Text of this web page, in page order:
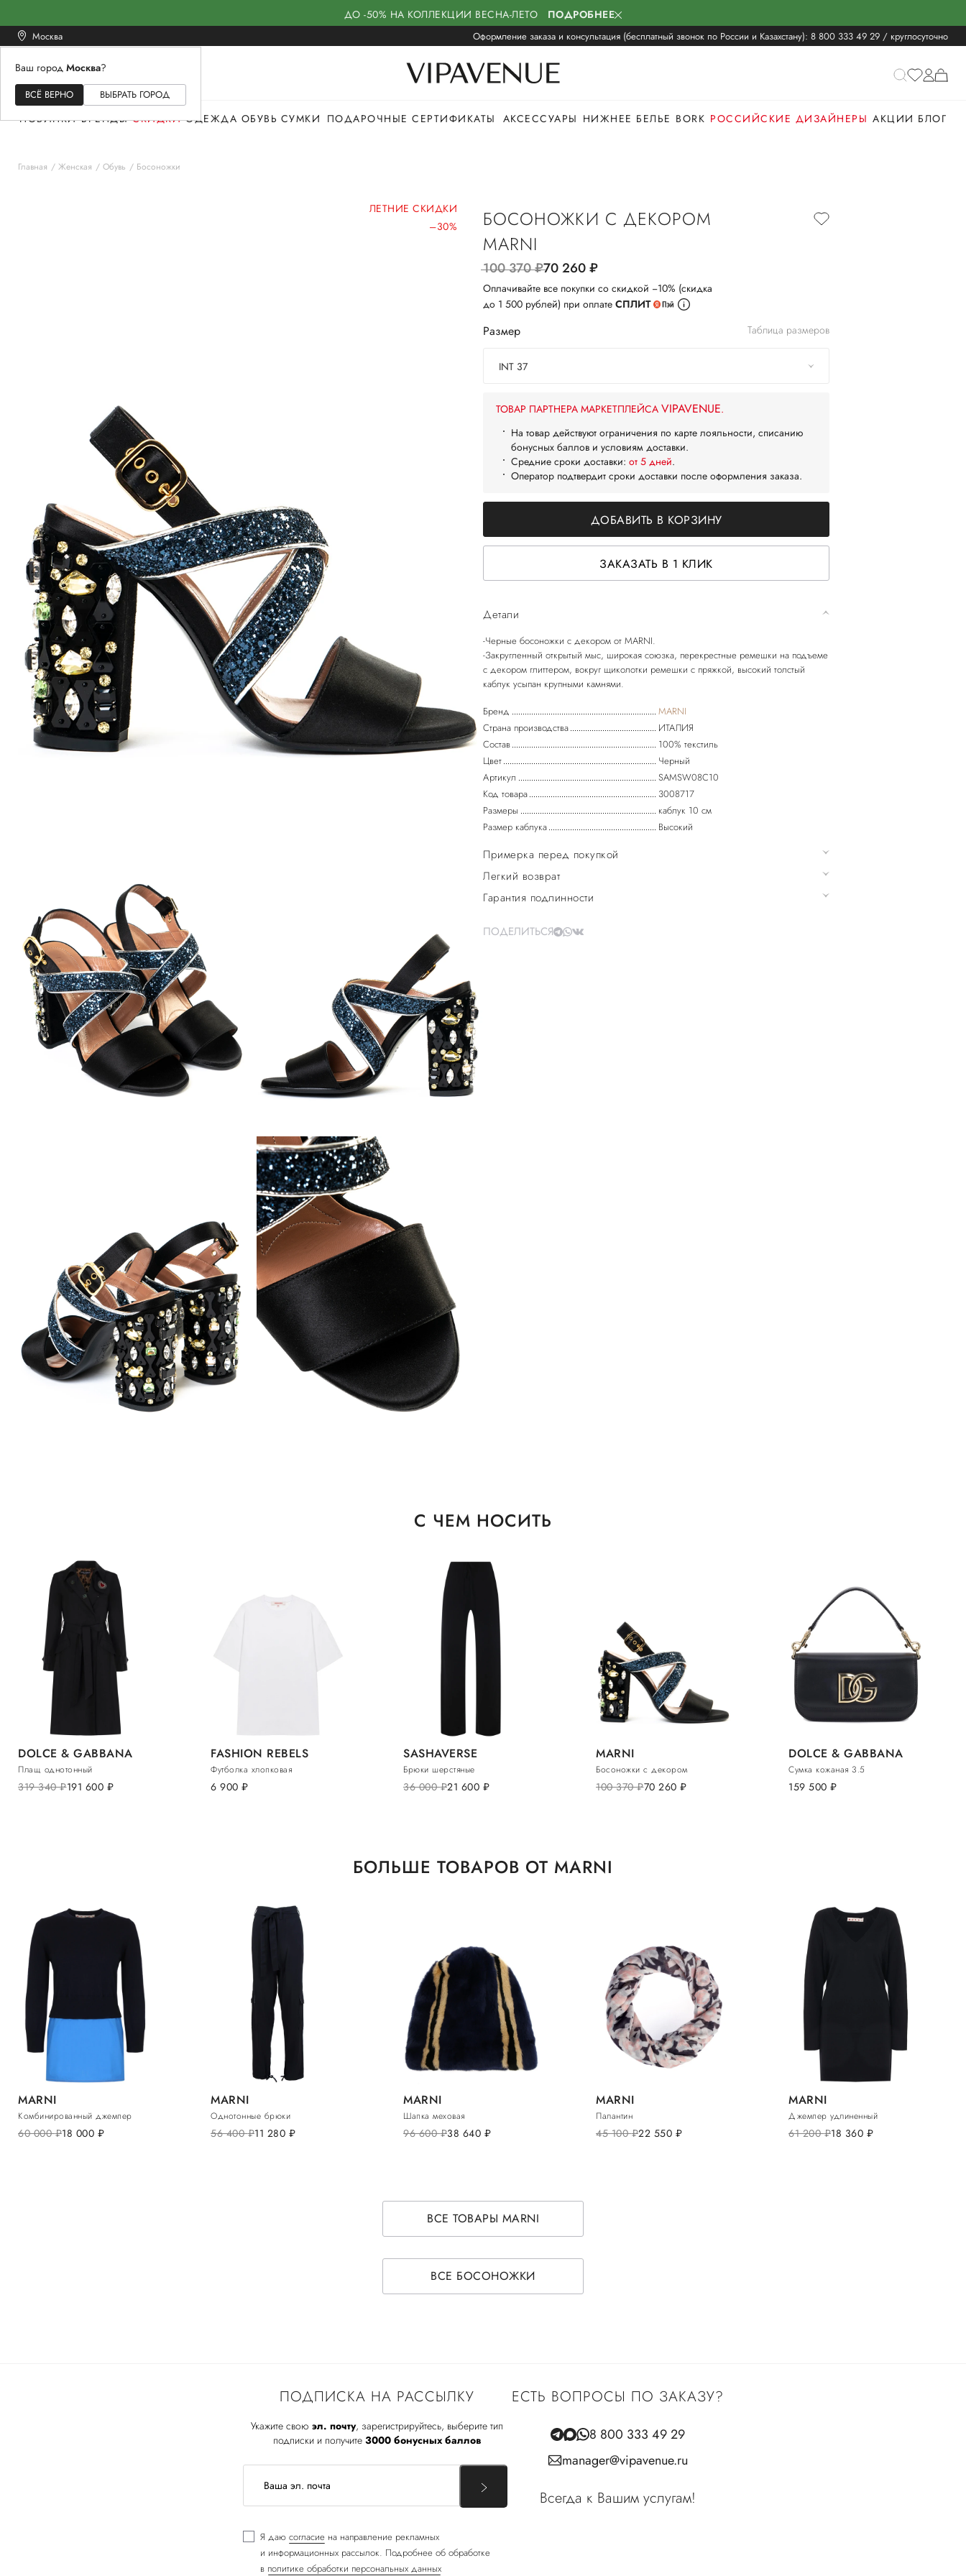
ДО -50% НА КОЛЛЕКЦИИ ВЕСНА-ЛЕТО ПОДРОБНЕЕ
Москва Оформление заказа и консультация (бесплатный звонок по России и Казахстану): 8 800 333 49 29 / круглосуточно
Ваш город Москва?
ВСЁ ВЕРНО ВЫБРАТЬ ГОРОД
ЖЕНСКОЕМУЖСКОЕ
НОВИНКИ БРЕНДЫ СКИДКИ ОДЕЖДА ОБУВЬ СУМКИ ПОДАРОЧНЫЕ СЕРТИФИКАТЫ АКСЕССУАРЫ НИЖНЕЕ БЕЛЬЕ BORK РОССИЙСКИЕ ДИЗАЙНЕРЫ АКЦИИ БЛОГ
Главная Женская Обувь Босоножки
ЛЕТНИЕ СКИДКИ
–30%
БОСОНОЖКИ С ДЕКОРОМ
MARNI
100 370руб.70 260руб.
Оплачивайте все покупки со скидкой −10% (скидка
до 1 500 рублей) при оплате СПЛИТ
Размер Таблица размеров
INT 37
ТОВАР ПАРТНЕРА МАРКЕТПЛЕЙСА VIPAVENUE.
На товар действуют ограничения по карте лояльности, списанию
бонусных баллов и условиям доставки.
Средние сроки доставки: от 5 дней.
Оператор подтвердит сроки доставки после оформления заказа.
ДОБАВИТЬ В КОРЗИНУ
ЗАКАЗАТЬ В 1 КЛИК
Детали
-Черные босоножки с декором от MARNI.
-Закругленный открытый мыс, широкая союзка, перекрестные ремешки на подъеме
с декором глиттером, вокруг щиколотки ремешки с пряжкой, высокий толстый
каблук усыпан крупными камнями.
Бренд
MARNI
Страна производства
ИТАЛИЯ
Состав
100% текстиль
Цвет
Черный
Артикул
SAMSW08C10
Код товара
3008717
Размеры
каблук 10 см
Размер каблука
Высокий
Примерка перед покупкой
Легкий возврат
Гарантия подлинности
ПОДЕЛИТЬСЯ
С ЧЕМ НОСИТЬ
DOLCE & GABBANA
Плащ однотонный
319 340руб.191 600 руб.
FASHION REBELS
Футболка хлопковая
6 900 руб.
SASHAVERSE
Брюки шерстяные
36 000руб.21 600 руб.
MARNI
Босоножки с декором
100 370руб.70 260 руб.
DOLCE & GABBANA
Сумка кожаная 3.5
159 500 руб.
БОЛЬШЕ ТОВАРОВ ОТ MARNI
MARNI
Комбинированный джемпер
60 000руб.18 000 руб.
MARNI
Однотонные брюки
56 400руб.11 280 руб.
MARNI
Шапка меховая
96 600руб.38 640 руб.
MARNI
Палантин
45 100руб.22 550 руб.
MARNI
Джемпер удлиненный
61 200руб.18 360 руб.
ВСЕ ТОВАРЫ MARNI
ВСЕ БОСОНОЖКИ
ПОДПИСКА НА РАССЫЛКУ
Укажите свою эл. почту, зарегистрируйтесь, выберите тип
подписки и получите 3000 бонусных баллов
Я даю согласие на направление рекламных
и информационных рассылок. Подробнее об обработке
в политике обработки персональных данных
ЕСТЬ ВОПРОСЫ ПО ЗАКАЗУ?
8 800 333 49 29
manager@vipavenue.ru
Всегда к Вашим услугам!